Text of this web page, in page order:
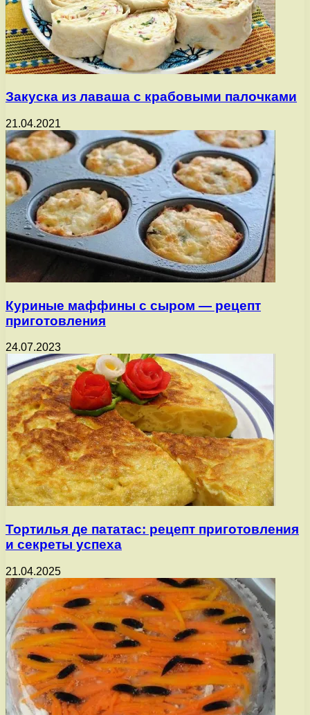
Закуска из лаваша с крабовыми палочками
21.04.2021
Куриные маффины с сыром — рецепт
приготовления
24.07.2023
Тортилья де пататас: рецепт приготовления
и секреты успеха
21.04.2025